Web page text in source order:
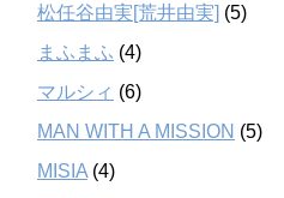
松任谷由実[荒井由実] (5)
まふまふ (4)
マルシィ (6)
MAN WITH A MISSION (5)
MISIA (4)